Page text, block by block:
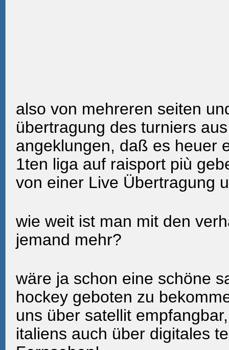
also von mehreren seiten
übertragung des turniers
angeklungen, daß es heuer
1ten liga auf raisport più
von einer Live Übertragung
wie weit ist man mit den
jemand mehr?
wäre ja schon eine schöne
hockey geboten zu
uns über satellit
italiens auch über digitales